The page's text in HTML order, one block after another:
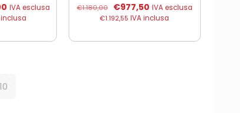
Il
prezzo
IVA esclusa
inclusa
€1.180,00
Il
prezzo
€977,50Il
prezzo
IVA esclusa
€1.192,55 IVA inclusa
10